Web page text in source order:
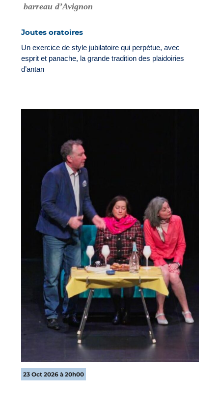
barreau d’Avignon
Joutes oratoires
Un exercice de style jubilatoire qui perpétue, avec
esprit et panache, la grande tradition des plaidoiries
d’antan
23 Oct 2026 à 20h00